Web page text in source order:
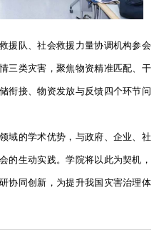
援队、社会救援力量协调机构参会
三类灾害，聚焦物资精准匹配、干
衔接、物资发放与反馈四个环节问
域的学术优势，与政府、企业、社
的生动实践。学院将以此为契机，
协同创新，为提升我国灾害治理体